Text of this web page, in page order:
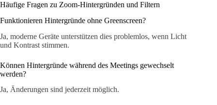
Häufige Fragen zu Zoom-Hintergründen und Filtern
Funktionieren Hintergründe ohne Greenscreen?
Ja, moderne Geräte unterstützen dies problemlos, wenn Licht
und Kontrast stimmen.
Können Hintergründe während des Meetings gewechselt
werden?
Ja, Änderungen sind jederzeit möglich.